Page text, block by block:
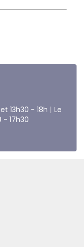
13h30 - 18h | Le
- 17h30